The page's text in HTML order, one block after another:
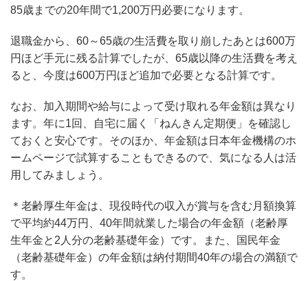
85歳までの20年間で1,200万円必要になります。
退職金から、60～65歳の生活費を取り崩したあとは600万
円ほど手元に残る計算でしたが、65歳以降の生活費を考え
ると、今度は600万円ほど追加で必要となる計算です。
なお、加入期間や給与によって受け取れる年金額は異なり
ます。年に1回、自宅に届く「ねんきん定期便」を確認し
ておくと安心です。そのほか、年金額は日本年金機構のホ
ームページで試算することもできるので、気になる人は活
用してみましょう。
＊老齢厚生年金は、現役時代の収入が賞与を含む月額換算
で平均約44万円、40年間就業した場合の年金額（老齢厚
生年金と2人分の老齢基礎年金）です。また、国民年金
（老齢基礎年金）の年金額は納付期間40年の場合の満額で
す。